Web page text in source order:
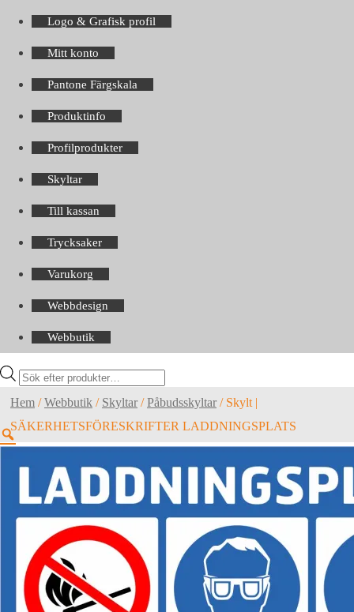
Logo & Grafisk profil
Mitt konto
Pantone Färgskala
Produktinfo
Profilprodukter
Skyltar
Till kassan
Trycksaker
Varukorg
Webbdesign
Webbutik
Products
Hem /Webbutik / Skyltar /Påbudsskyltar / Skylt |
SÄKERHETSFÖRESKRIFTER LADDNINGSPLATS